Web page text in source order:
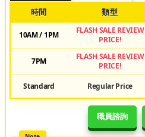
職員諮詢
時間 類型
10AM / 1PM
FLASH SALE REVIEW
PRICE!
7PM
FLASH SALE REVIEW
PRICE!
Standard Regular Price